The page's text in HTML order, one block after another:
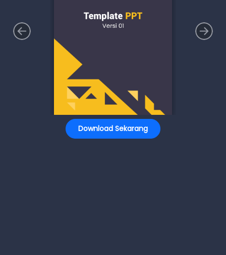
Download Sekarang